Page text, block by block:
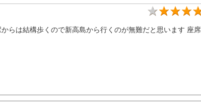
らは結構歩くので新高島から行くのが無難だと思います 座席